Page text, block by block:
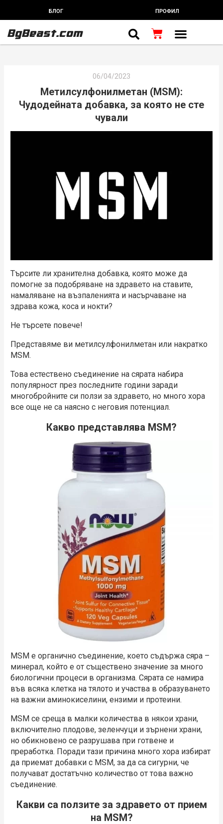
БЛОГ ПРОФИЛ
BgBeast.com Cart
06/04/2023
Метилсулфонилметан (MSM):
Чудодейната добавка, за която не сте
чували
Търсите ли хранителна добавка, която може да
помогне за подобряване на здравето на ставите,
намаляване на възпаленията и насърчаване на
здрава кожа, коса и нокти?
Не търсете повече!
Представяме ви метилсулфонилметан или накратко
MSM.
Това естествено съединение на сярата набира
популярност през последните години заради
многобройните си ползи за здравето, но много хора
все още не са наясно с неговия потенциал.
Какво представлява MSM?
MSM е органично съединение, което съдържа сяра –
минерал, който е от съществено значение за много
биологични процеси в организма. Сярата се намира
във всяка клетка на тялото и участва в образуването
на важни аминокиселини, ензими и протеини.
MSМ се среща в малки количества в някои храни,
включително плодове, зеленчуци и зърнени храни,
но обикновено се разрушава при готвене и
преработка. Поради тази причина много хора избират
да приемат добавки с MSМ, за да са сигурни, че
получават достатъчно количество от това важно
съединение.
Какви са ползите за здравето от прием
на MSM?